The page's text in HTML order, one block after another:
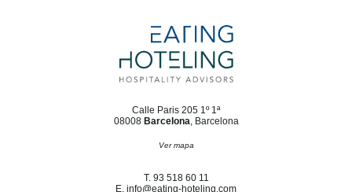
Calle Paris 205 1º 1ª
08008 Barcelona, Barcelona
Ver mapa
T. 93 518 60 11
E. info@eating-hoteling.com